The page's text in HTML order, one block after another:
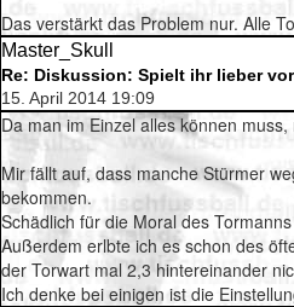
Das verstärkt das Problem nur. Alle
Master_Skull
Re: Diskussion: Spielt ihr lieber
15. April 2014 19:09
Da man im Einzel alles können
Mir fällt auf, dass manche Stürmer
bekommen.
Schädlich für die Moral des
Außerdem erlbte ich es schon des
der Torwart mal 2,3 hintereinander
Ich denke bei einigen ist die